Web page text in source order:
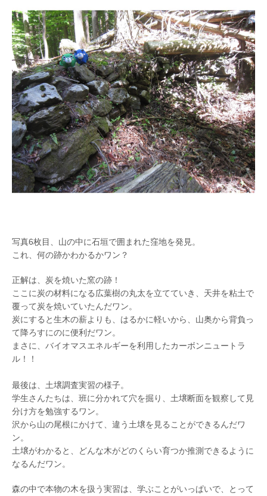
写真6枚目、山の中に石垣で囲まれた窪地を発見。
これ、何の跡かわかるかワン？
正解は、炭を焼いた窯の跡！
ここに炭の材料になる広葉樹の丸太を立てていき、天井を粘土で
覆って炭を焼いていたんだワン。
炭にすると生木の薪よりも、はるかに軽いから、山奥から背負っ
て降ろすにのに便利だワン。
まさに、バイオマスエネルギーを利用したカーボンニュートラ
ル！！
最後は、土壌調査実習の様子。
学生さんたちは、班に分かれて穴を掘り、土壌断面を観察して見
分け方を勉強するワン。
沢から山の尾根にかけて、違う土壌を見ることができるんだワ
ン。
土壌がわかると、どんな木がどのくらい育つか推測できるように
なるんだワン。
森の中で本物の木を扱う実習は、学ぶことがいっぱいで、とって